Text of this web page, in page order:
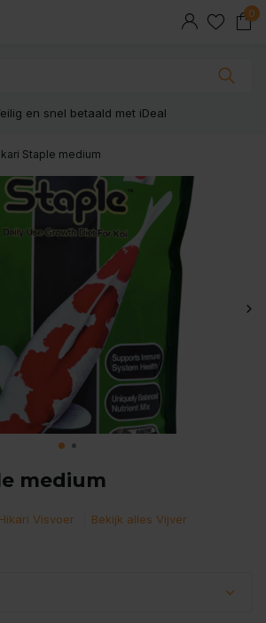
0
en snel betaald met iDeal
Staple medium
medium
Hikari Visvoer Bekijk alles Vijver